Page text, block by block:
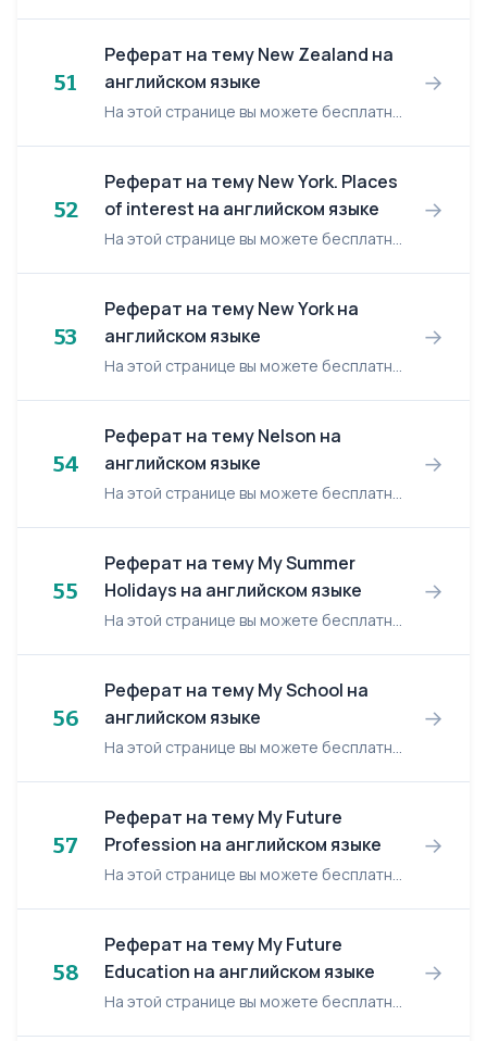
51
Реферат на тему New Zealand на
английском языке
На этой странице вы можете бесплатно читать реферат на английском языке: New Zealand. New Zealand Plan: New Zealand Landscape Demography Politics Hist...
→
52
Реферат на тему New York. Places
of interest на английском языке
На этой странице вы можете бесплатно читать реферат на английском языке: New York. Places of interest. New York. Places of interest. Although New York is not the capital of the United Stat...
→
53
Реферат на тему New York на
английском языке
На этой странице вы можете бесплатно читать реферат на английском языке: New York. New York New York attracts peopl from all over. Get on a subway in New York and look at the newspaper...
→
54
Реферат на тему Nelson на
английском языке
На этой странице вы можете бесплатно читать реферат на английском языке: Nelson. Nelson Plan 1. Introduction 2. Early years 3. Service in the Mediterranean ...
→
55
Реферат на тему My Summer
Holidays на английском языке
На этой странице вы можете бесплатно читать реферат на английском языке: My Summer Holidays. My Summer Holidays After my hard and busy school year my summer holidays began. I felt happy a...
→
56
Реферат на тему My School на
английском языке
На этой странице вы можете бесплатно читать реферат на английском языке: My School. My School I attend secondary school #****. I started school in 1993 at the age of 7 and now I’m a pup...
→
57
Реферат на тему My Future
Profession на английском языке
На этой странице вы можете бесплатно читать реферат на английском языке: My Future Profession. My Future Profession What I would like to become? This question pasels me greatly. E...
→
58
Реферат на тему My Future
Education на английском языке
На этой странице вы можете бесплатно читать реферат на английском языке: My Future Education. My Future Education This year I’m finishing school and taking my exams. I must solve the prob...
→